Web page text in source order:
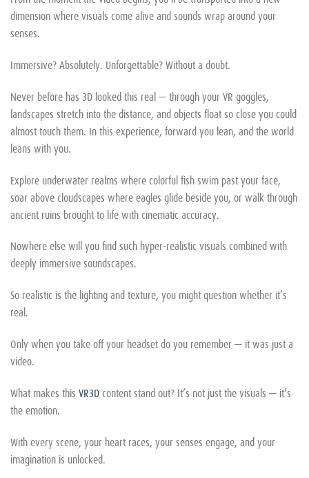
dimension where visuals come alive and sounds wrap around your
senses.
Immersive? Absolutely. Unforgettable? Without a doubt.
Never before has 3D looked this real — through your VR goggles,
landscapes stretch into the distance, and objects float so close you could
almost touch them. In this experience, forward you lean, and the world
leans with you.
Explore underwater realms where colorful fish swim past your face,
soar above cloudscapes where eagles glide beside you, or walk through
ancient ruins brought to life with cinematic accuracy.
Nowhere else will you find such hyper-realistic visuals combined with
deeply immersive soundscapes.
So realistic is the lighting and texture, you might question whether it’s
real.
Only when you take off your headset do you remember — it was just a
video.
What makes this VR3Dcontent stand out? It’s not just the visuals — it’s
the emotion.
With every scene, your heart races, your senses engage, and your
imagination is unlocked.